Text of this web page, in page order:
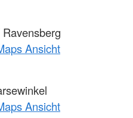
Ansicht
Ansicht